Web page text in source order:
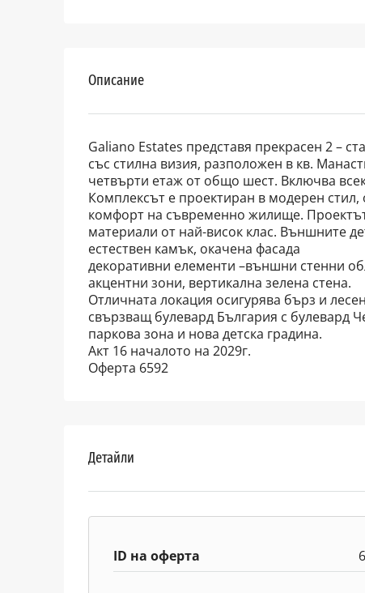
Описание
Galiano Estates представя прекрасен 2 –
със стилна визия, разположен в кв.
четвърти етаж от общо шест. Включва
Комплексът е проектиран в модерен
комфорт на съвременно жилище.
материали от най-висок клас. Външните
естествен камък, окачена фасада
декоративни елементи –външни стенни
акцентни зони, вертикална зелена стена.
Отличната локация осигурява бърз и
свързващ булевард България с булевард
паркова зона и нова детска градина.
Акт 16 началото на 2029г.
Оферта 6592
Детайли
ID на оферта